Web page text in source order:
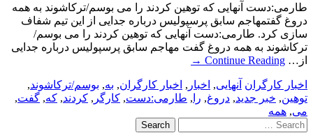
طارمی:دست آنهایی که توهین کردند را می بوسم/ترکاشوند به همه
دروغ گفتمهاجم سابق پرسپولیس درباره جدایی از این تیم شفاف
سازی کرد. طارمی:دست آنهایی که توهین کردند را می بوسم/
ترکاشوند به همه دروغ گفت مهاجم سابق پرسپولیس درباره جدایی
از… Continue Reading
→
اخبار کارگران آنهایی, اخبار , اخبار کارگران, به, بوسم/ترکاشوند,
توهین, خبر جدید, دروغ, را , طارمی:دست, کارگر , کردند, که, گفت,
می, همه
Search